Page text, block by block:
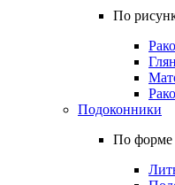
По
Подоконники
По форме